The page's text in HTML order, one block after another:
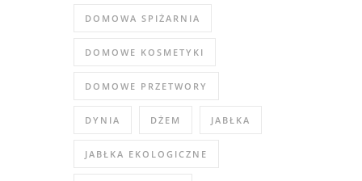
DOMOWA SPIŻARNIA
DOMOWE KOSMETYKI
DOMOWE PRZETWORY
DYNIA DŻEM JABŁKA
JABŁKA EKOLOGICZNE